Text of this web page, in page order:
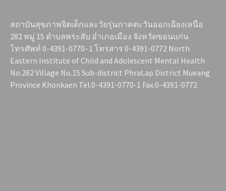
สถาบันสุขภาพจิตเด็กและวัยรุ่นภาคตะวันออกเฉียงเหนือ
282 หมู่ 15 ตำบลพระลับ อำเภอเมือง จังหวัดขอนแก่น
โทรศัพท์ 0-4391-0770–1 โทรสาร 0-4391-0772 North
Eastern Institute of Child and Adolescent Mental Health
No.282 Village No.15 Sub-district PhraLap District Mueang
Province Khonkaen Tel.0-4391-0770-1 Fax.0-4391-0772